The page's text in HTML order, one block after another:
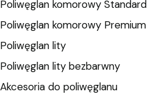
Poliwęglan komorowy Standard
Poliwęglan komorowy Premium
Poliwęglan lity
Poliwęglan lity bezbarwny
Akcesoria do poliwęglanu